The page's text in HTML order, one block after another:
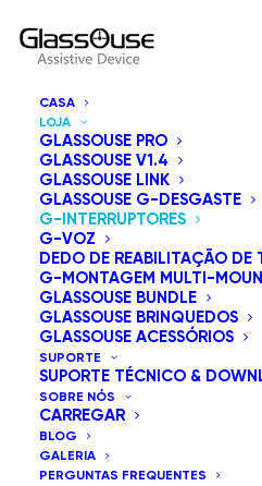
CASA
LOJA
GLASSOUSE PRO
GLASSOUSE V1.4
GLASSOUSE LINK
GLASSOUSE G-DESGASTE
G-INTERRUPTORES
G-VOZ
DEDO DE REABILITAÇÃO DE
G-MONTAGEM MULTI-
GLASSOUSE BUNDLE
GLASSOUSE BRINQUEDOS
GLASSOUSE ACESSÓRIOS
SUPORTE
SUPORTE TÉCNICO &
SOBRE NÓS
CARREGAR
BLOG
GALERIA
PERGUNTAS FREQUENTES
Descubra os mais recentes
da GlassOuse da série G-
Bite Switch, o Puff Switch, o
Switch, o Press Switch, o
Proximity Switch, o 360 Bite
Blink Switch e o inovador
interruptor está equipado
para garantir a
dispositivos de apoio.